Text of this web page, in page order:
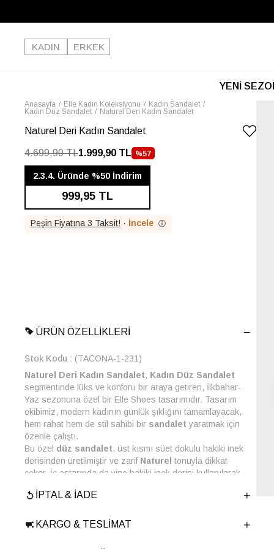
KADIN
ERKEK
YENİ
Anasayfa Elle Kadın Koleksiyonu
Kadın Sandalet
Kadın Düz Sandalet
Naturel Deri Kadın Sandalet
Naturel Deri Kadın Sandalet
4.699,90 TL1.999,90 TL %57
İNDIRIM
2.3.4. Üründe %50 İndirim
999,95 TL
Peşin Fiyatına 3 Taksit! · İncele ⓘ
ÜRÜN ÖZELLIKLERI
Stok Kodu
(TACONA-1-231)
Naturel Deri Kadın Sandalet, Kadın Düz Sandalet
segmentinde lüks ve konforu bir araya getiren, İlkbahar-
Yaz sezonuna özel bir Elle Shoes tasarımıdır. Tasarım
ekibimiz, modern kadının günlük şıklığını tamamlayacak,
hem rahat hem de stil sahibi bir sandalet yaratmak için
özenle çalıştı.
Bu özel düz sandalet, üst kısmı süet dokulu hakiki inek
derisinden üretilmiştir ve zarif Naturel tonuyla dikkat
çeker. İç astarında da yine hakiki inek derisi kullanılarak
sağlanmıştır. Ayarlanabilir altın rengi
bir uyum imkanı tanır. Kalın, platform tipi 3 cm
sayesinde gün boyu süren benzersiz bir konfor ve
İPTAL & İADE
KARGO & TESLIMAT